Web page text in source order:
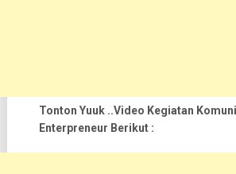
Tonton Yuuk ..Video Kegiatan
Enterpreneur Berikut :